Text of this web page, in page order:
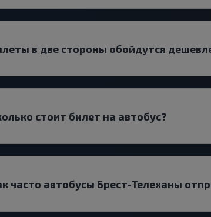
в две стороны обойдутся
стоит билет на автобус?
часто автобусы Брест-Телеханы